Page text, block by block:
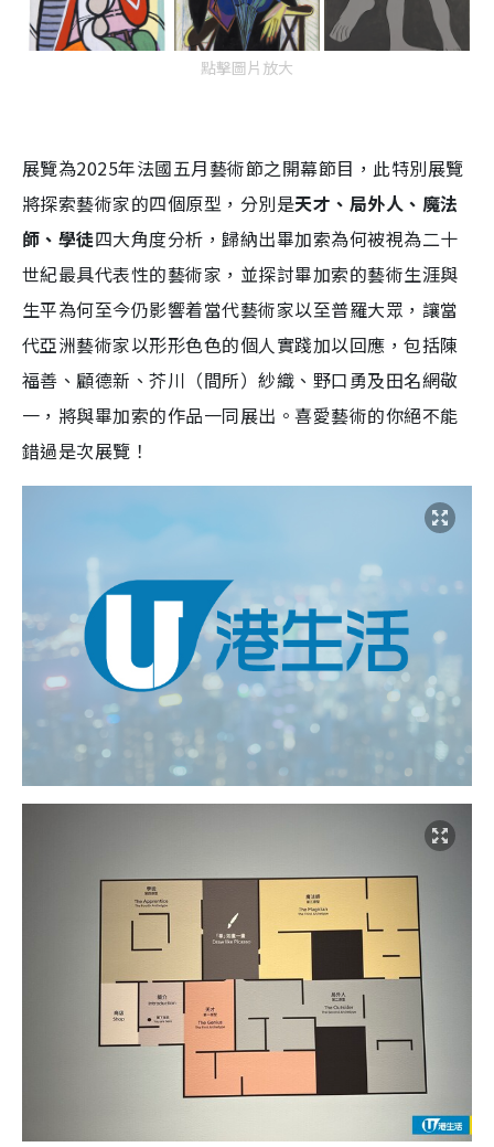
點擊圖片放大
展覽為2025年法國五月藝術節之開幕節目，此特別展覽
將探索藝術家的四個原型，分別是天才、局外人、魔法
師、學徒四大角度分析，歸納出畢加索為何被視為二十
世紀最具代表性的藝術家，並探討畢加索的藝術生涯與
生平為何至今仍影響着當代藝術家以至普羅大眾，讓當
代亞洲藝術家以形形色色的個人實踐加以回應 ，包括陳
福善、顧德新、芥川（間所）紗織、野口勇及田名網敬
一，將與畢加索的作品一同展出。喜愛藝術的你絕不能
錯過是次展覽！